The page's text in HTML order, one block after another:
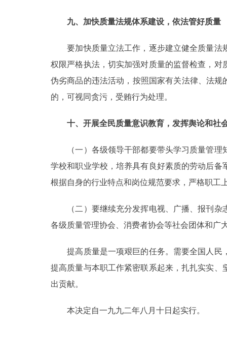
九、加快质量法规体系建设，依法管好质量
要加快质量立法工作，逐步建立健全质量法
权限严格执法，切实加强对质量的监督检查，
伪劣商品的违法活动，按照国家有关法律、法
的，可视同贪污，受贿行为处理。
十、开展全民质量意识教育，发挥舆论和社
（一）各级领导干部都要带头学习质量管理
学校和职业学校，培养具有良好素质的劳动后
根据自身的行业特点和岗位规范要求，严格职工
（二）要继续充分发挥电视、广播、报刊杂
各级质量管理协会、消费者协会等社会团体和广
提高质量是一项艰巨的任务。需要全国人民
提高质量与本职工作紧密联系起来，扎扎实实
出贡献。
本决定自一九九二年八月十日起实行。